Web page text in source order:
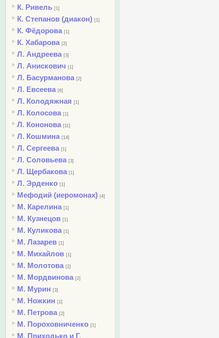
К. Ривель [1]
К. Степанов (диакон) [1]
К. Фёдорова [1]
К. Хабарова [2]
Л. Андреева [3]
Л. Анискович [1]
Л. Басурманова [2]
Л. Евсеева [6]
Л. Колодяжная [1]
Л. Колосова [1]
Л. Кононова [11]
Л. Кошмина [14]
Л. Сергеева [1]
Л. Соловьева [3]
Л. Щербакова [1]
Л. Эрденко [1]
Мефодий (иеромонах) [4]
М. Карелина [1]
М. Кузнецов [1]
М. Куликова [1]
М. Лазарев [1]
М. Михайлов [1]
М. Молотова [2]
М. Мордвинова [2]
М. Мурин [3]
М. Ножкин [1]
М. Петрова [2]
М. Пороховниченко [1]
М. Приходько и Г.